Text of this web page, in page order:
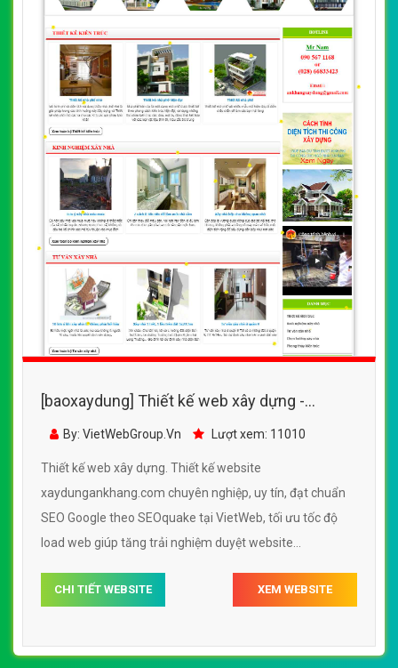
[baoxaydung] Thiết kế web xây dựng -
By: VietWebGroup.Vn Lượt xem: 11010
Thiết kế web xây dựng. Thiết kế website
xaydungankhang.com chuyên nghiệp, uy tín, đạt chuẩn
SEO Google theo SEOquake tại VietWeb, tối ưu tốc độ
load web giúp tăng trải nghiệm duyệt website
CHI TIẾT WEBSITE XEM WEBSITE